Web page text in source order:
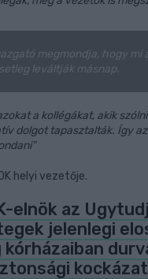
megmondja, hogy mi
leváltják másnap.
a kollégákat, akik
dolgot tapasztalták. Így
helyi vezetője.
elnök az
jelenlegi
kórházaiban